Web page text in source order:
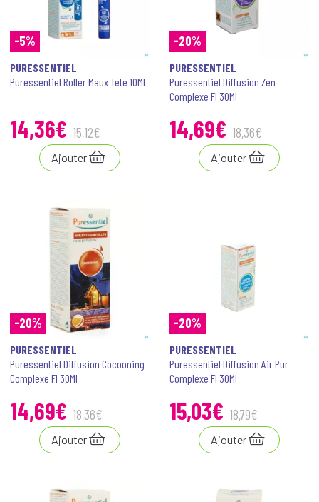
-5%
PURESSENTIEL
Puressentiel Roller Maux Tete 10Ml
14,36€ 15,12€
Ajouter
-20%
PURESSENTIEL
Puressentiel Diffusion Zen
Complexe Fl 30Ml
14,69€ 18,36€
Ajouter
-20%
PURESSENTIEL
Puressentiel Diffusion Cocooning
Complexe Fl 30Ml
14,69€ 18,36€
Ajouter
-20%
PURESSENTIEL
Puressentiel Diffusion Air Pur
Complexe Fl 30Ml
15,03€ 18,79€
Ajouter